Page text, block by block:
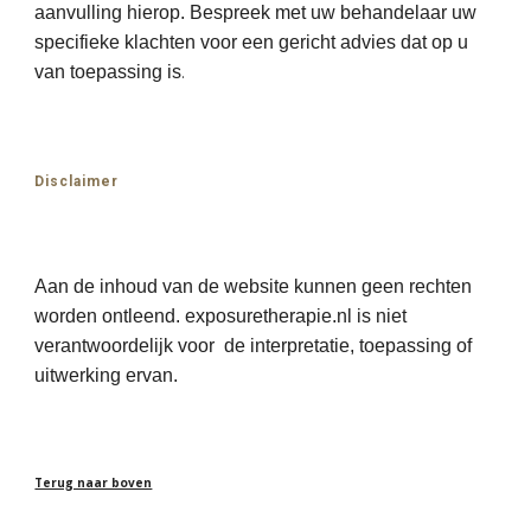
aanvulling hierop. Bespreek met uw behandelaar uw
specifieke klachten voor een gericht advies dat op u
van toepassing is.
Disclaimer
Aan de inhoud van de website kunnen geen rechten
worden ontleend. exposuretherapie.nl is niet
verantwoordelijk voor de interpretatie, toepassing of
uitwerking ervan.
Terug naar boven